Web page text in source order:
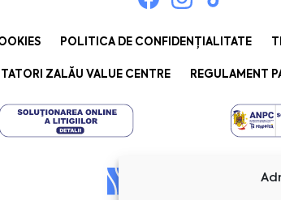
POLITICA DE CONFIDENȚIALITATE
ZALĂU VALUE CENTRE REGULAMENT